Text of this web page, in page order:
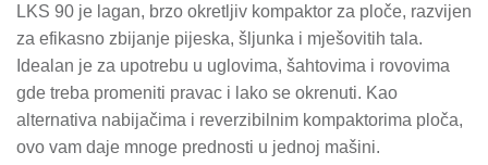
LKS 90 je lagan, brzo okretljiv kompaktor za ploče, razvijen
za efikasno zbijanje pijeska, šljunka i mješovitih tala.
Idealan je za upotrebu u uglovima, šahtovima i rovovima
gde treba promeniti pravac i lako se okrenuti. Kao
alternativa nabijačima i reverzibilnim kompaktorima ploča,
ovo vam daje mnoge prednosti u jednoj mašini.